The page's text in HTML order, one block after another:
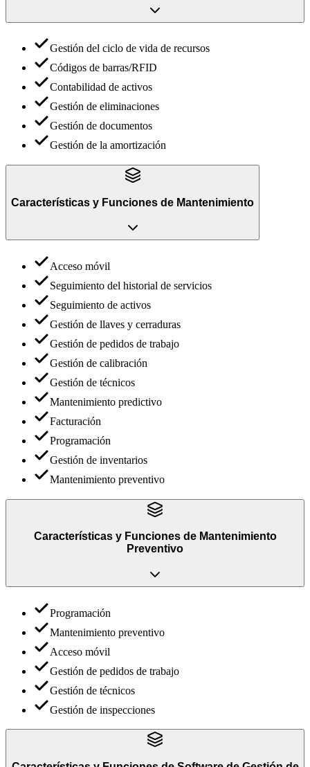
Gestión del ciclo de vida de recursos
Códigos de barras/RFID
Contabilidad de activos
Gestión de eliminaciones
Gestión de documentos
Gestión de la amortización
Características y Funciones de Mantenimiento
Acceso móvil
Seguimiento del historial de servicios
Seguimiento de activos
Gestión de llaves y cerraduras
Gestión de pedidos de trabajo
Gestión de calibración
Gestión de técnicos
Mantenimiento predictivo
Facturación
Programación
Gestión de inventarios
Mantenimiento preventivo
Características y Funciones de Mantenimiento
Preventivo
Programación
Mantenimiento preventivo
Acceso móvil
Gestión de pedidos de trabajo
Gestión de técnicos
Gestión de inspecciones